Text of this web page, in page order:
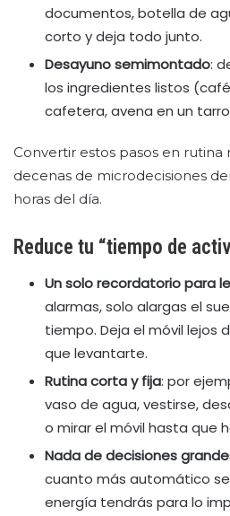
documentos, botella de
corto y deja todo junto.
Desayuno semimontado:
los ingredientes listos
cafetera, avena en un
Convertir estos pasos en
decenas de microdecisiones
horas del día.
Reduce tu “tiempo de
Un solo recordatorio para
alarmas, solo alargas el
tiempo. Deja el móvil lejos
que levantarte.
Rutina corta y fija: por
vaso de agua, vestirse,
o mirar el móvil hasta que
Nada de decisiones
cuanto más automático
energía tendrás para lo